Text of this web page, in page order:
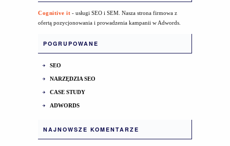
Cognitive it - usługi SEO i SEM. Nasza strona firmowa z
ofertą pozycjonowania i prowadzenia kampanii w Adwords.
POGRUPOWANE
SEO
NARZĘDZIA SEO
CASE STUDY
ADWORDS
NAJNOWSZE KOMENTARZE